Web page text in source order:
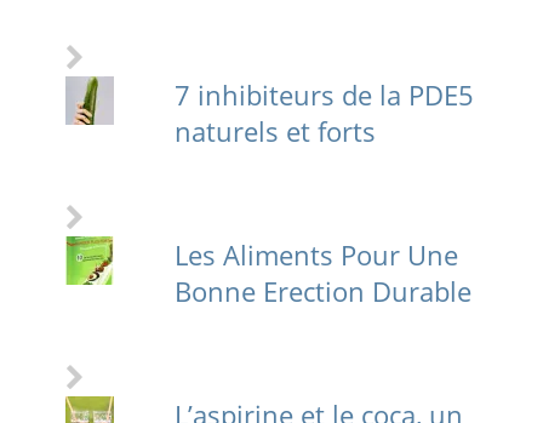
7 inhibiteurs de la PDE5
naturels et forts
Les Aliments Pour Une
Bonne Erection Durable
L’aspirine et le coca, un